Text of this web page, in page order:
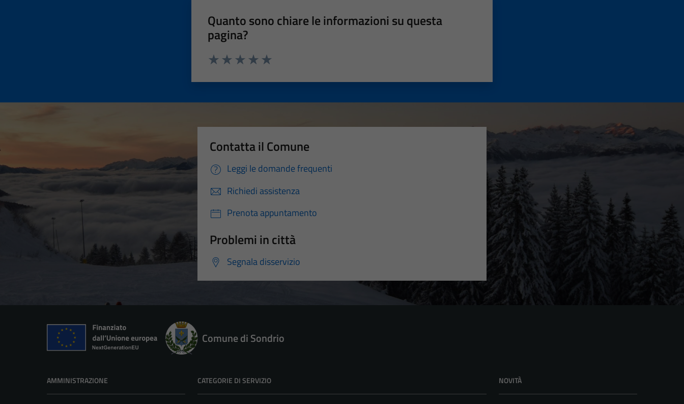
Quanto sono chiare le informazioni su questa
pagina?
Contatta il Comune
Leggi le domande frequenti
Richiedi assistenza
Prenota appuntamento
Problemi in città
Segnala disservizio
Comune di Sondrio
AMMINISTRAZIONE CATEGORIE DI SERVIZIO NOVITÀ